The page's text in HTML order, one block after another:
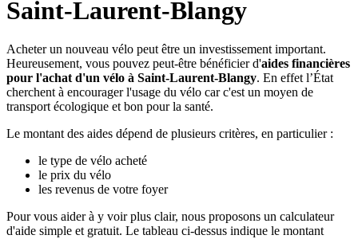
Saint-Laurent-Blangy
Acheter un nouveau vélo peut être un investissement important.
Heureusement, vous pouvez peut-être bénéficier d'aides financières
pour l'achat d'un vélo à Saint-Laurent-Blangy. En effet l’État
cherchent à encourager l'usage du vélo car c'est un moyen de
transport écologique et bon pour la santé.
Le montant des aides dépend de plusieurs critères, en particulier :
le type de vélo acheté
le prix du vélo
les revenus de votre foyer
Pour vous aider à y voir plus clair, nous proposons un calculateur
d'aide simple et gratuit. Le tableau ci-dessus indique le montant